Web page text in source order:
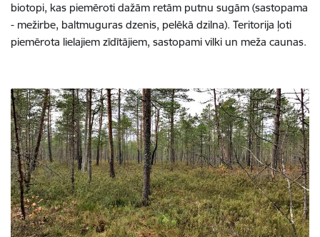
biotopi, kas piemēroti dažām retām putnu sugām (sastopama
- mežirbe, baltmuguras dzenis, pelēkā dzilna). Teritorija ļoti
piemērota lielajiem zīdītājiem, sastopami vilki un meža caunas.